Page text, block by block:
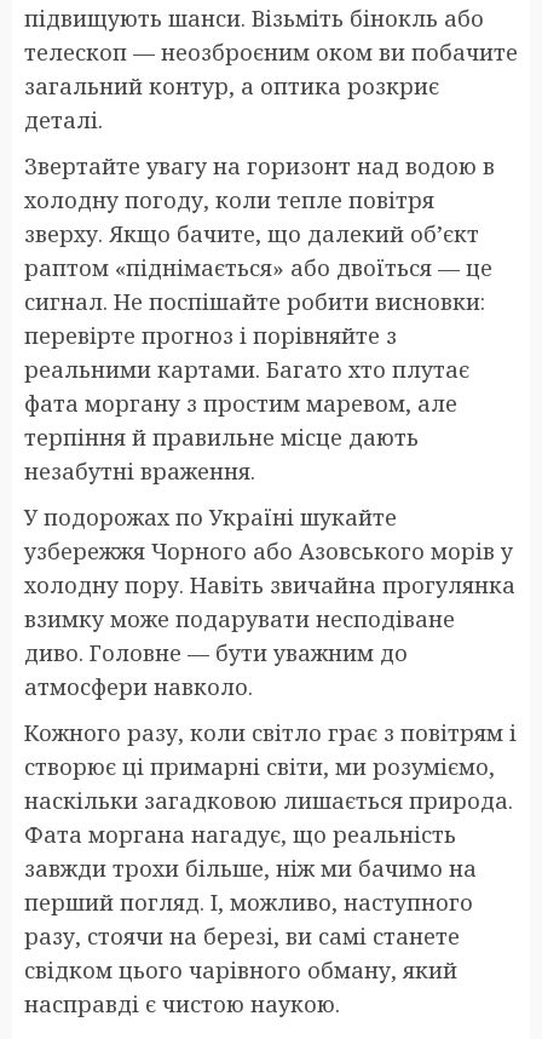
підвищують шанси. Візьміть бінокль або
телескоп — неозброєним оком ви побачите
загальний контур, а оптика розкриє
деталі.
Звертайте увагу на горизонт над водою в
холодну погоду, коли тепле повітря
зверху. Якщо бачите, що далекий об’єкт
раптом «піднімається» або двоїться — це
сигнал. Не поспішайте робити висновки:
перевірте прогноз і порівняйте з
реальними картами. Багато хто плутає
фата моргану з простим маревом, але
терпіння й правильне місце дають
незабутні враження.
У подорожах по Україні шукайте
узбережжя Чорного або Азовського морів у
холодну пору. Навіть звичайна прогулянка
взимку може подарувати несподіване
диво. Головне — бути уважним до
атмосфери навколо.
Кожного разу, коли світло грає з повітрям і
створює ці примарні світи, ми розуміємо,
наскільки загадковою лишається природа.
Фата моргана нагадує, що реальність
завжди трохи більше, ніж ми бачимо на
перший погляд. І, можливо, наступного
разу, стоячи на березі, ви самі станете
свідком цього чарівного обману, який
насправді є чистою наукою.